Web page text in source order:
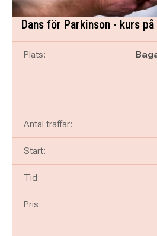
Dans för Parkinson - kurs
Plats:
Antal träffar:
Start:
Tid:
Pris: